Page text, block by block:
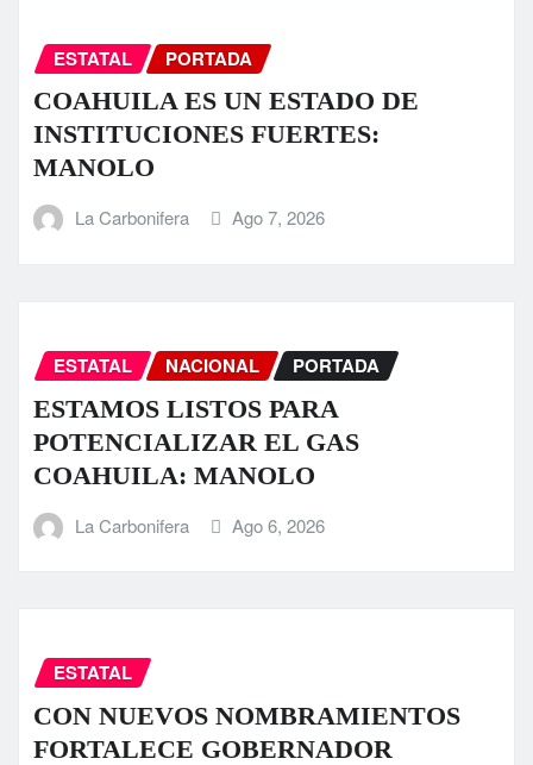
ESTATAL PORTADA
COAHUILA ES UN ESTADO DE
INSTITUCIONES FUERTES:
MANOLO
La Carbonifera Ago 7, 2026
ESTATAL NACIONAL PORTADA
ESTAMOS LISTOS PARA
POTENCIALIZAR EL GAS
COAHUILA: MANOLO
La Carbonifera Ago 6, 2026
ESTATAL
CON NUEVOS NOMBRAMIENTOS
FORTALECE GOBERNADOR